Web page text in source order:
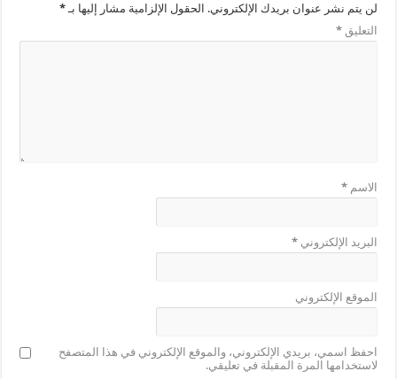
لن يتم نشر عنوان بريدك الإلكتروني. الحقول الإلزامية مشار إليها بـ*
التعليق*
الاسم*
البريد الإلكتروني*
الموقع الإلكتروني
احفظ اسمي، بريدي الإلكتروني، والموقع الإلكتروني في هذا المتصفح
لاستخدامها المرة المقبلة في تعليقي.